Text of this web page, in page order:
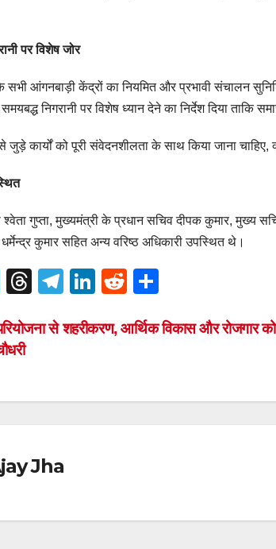
पर विशेष जोर
आंगनबाड़ी केंद्रों का नियमित और प्रभावी संचालन
समयबद्ध निगरानी पर विशेष ध्यान देने का निर्देश दिया
कार्यों को पूरी संवेदनशीलता के साथ किया जाना
गुप्ता, मुख्यमंत्री के प्रधान सचिव दीपक कुमार, मुख्य
कुमार सहित अन्य वरिष्ठ अधिकारी उपस्थित थे।
M
ss
e
g
T
e
s
T
e
m
Li
k
n
R
d
ar
से शहरीकरण, आर्थिक विकास और रोजगार
Jha